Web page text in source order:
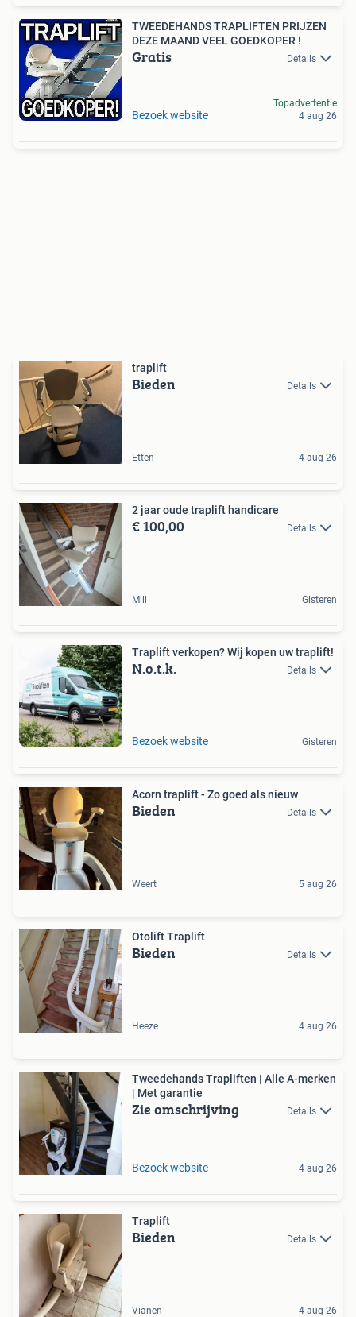
TWEEDEHANDS TRAPLIFTEN PRIJZEN
DEZE MAAND VEEL GOEDKOPER !
Gratis Details
Bezoek website
Topadvertentie
4 aug 26
traplift
Bieden Details
Etten 4 aug 26
2 jaar oude traplift handicare
€ 100,00 Details
Mill Gisteren
Traplift verkopen? Wij kopen uw traplift!
N.o.t.k. Details
Bezoek website Gisteren
Acorn traplift - Zo goed als nieuw
Bieden Details
Weert 5 aug 26
Otolift Traplift
Bieden Details
Heeze 4 aug 26
Tweedehands Trapliften | Alle A-merken
| Met garantie
Zie omschrijving Details
Bezoek website 4 aug 26
Traplift
Bieden Details
Vianen 4 aug 26